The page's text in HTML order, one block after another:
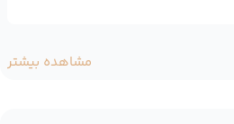
مشاهده بیشتر